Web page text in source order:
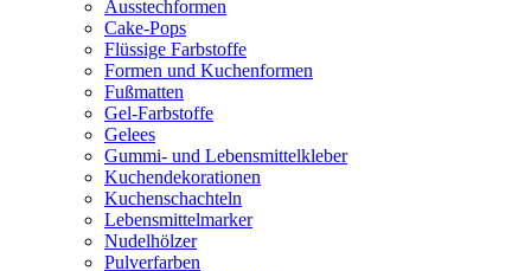
Ausstechformen
Cake-Pops
Flüssige Farbstoffe
Formen und Kuchenformen
Fußmatten
Gel-Farbstoffe
Gelees
Gummi- und Lebensmittelkleber
Kuchendekorationen
Kuchenschachteln
Lebensmittelmarker
Nudelhölzer
Pulverfarben